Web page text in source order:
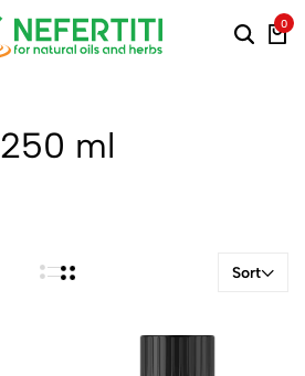
0
250 ml
Sort